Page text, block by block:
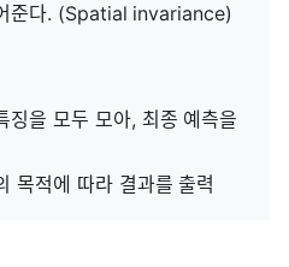
준다. (Spatial invariance)
징을 모두 모아, 최종 예측을
목적에 따라 결과를 출력